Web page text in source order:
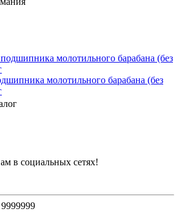
молотильного барабана (без
в социальных сетях!